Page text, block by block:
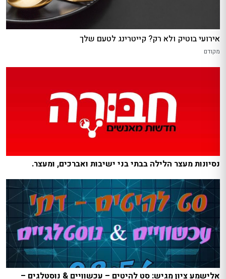
אירועי בוטיק ולא רק? קייטרינג לטעם שלך
מקודם
נסיונות מעצר הלילה בבתי בני ישיבות ואברכים, ומעצר.
אלישמע ציון מגיש: סט להיטים – עכשוויים & נוסטלגים –